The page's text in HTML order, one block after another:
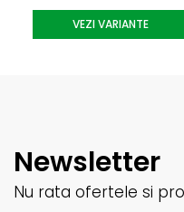
VEZI VARIANTE
Newsletter
Nu rata ofertele si